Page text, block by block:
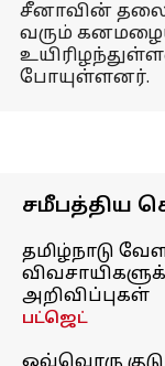
சீனாவின்
வரும்
போயுள்ளனர்.
சமீபத்திய
தமிழ்நாடு
அறிவிப்புகள்
பட்ஜெட்